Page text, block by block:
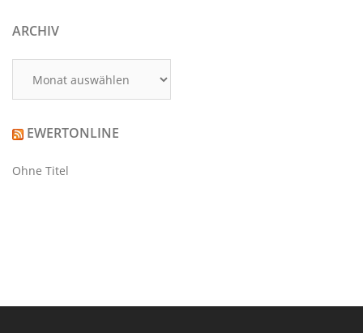
ARCHIV
EWERTONLINE
Ohne Titel